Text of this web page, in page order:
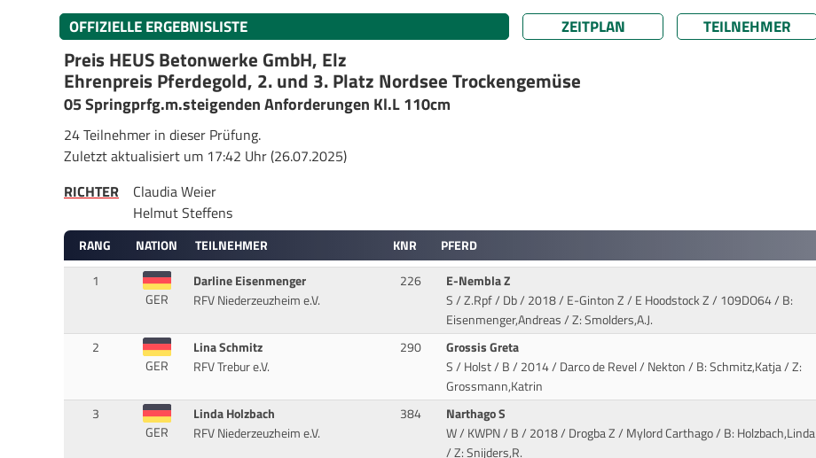
OFFIZIELLE ERGEBNISLISTE ZEITPLAN TEILNEHMER
Preis HEUS Betonwerke GmbH, Elz
Ehrenpreis Pferdegold, 2. und 3. Platz Nordsee Trockengemüse
05 Springprfg.m.steigenden Anforderungen Kl.L 110cm
24 Teilnehmer in dieser Prüfung.
Zuletzt aktualisiert um 17:42 Uhr (26.07.2025)
RICHTER
Claudia Weier
Helmut Steffens
RANG NATION TEILNEHMER KNR PFERD
1
GER
Darline Eisenmenger
RFV Niederzeuzheim e.V.
226
E-Nembla Z
S / Z.Rpf / Db / 2018 / E-Ginton Z / E Hoodstock Z/ 109DO64 / B:
Eisenmenger,Andreas / Z: Smolders,A.J.
2
GER
Lina Schmitz
RFV Trebur e.V.
290
Grossis Greta
S / Holst / B / 2014 / Darco de Revel / Nekton/ B: Schmitz,Katja / Z:
Grossmann,Katrin
3
GER
Linda Holzbach
RFV Niederzeuzheim e.V.
384
Narthago S
W / KWPN / B / 2018 / Drogba Z / Mylord Carthago/ B: Holzbach,Linda
/ Z: Snijders,R.